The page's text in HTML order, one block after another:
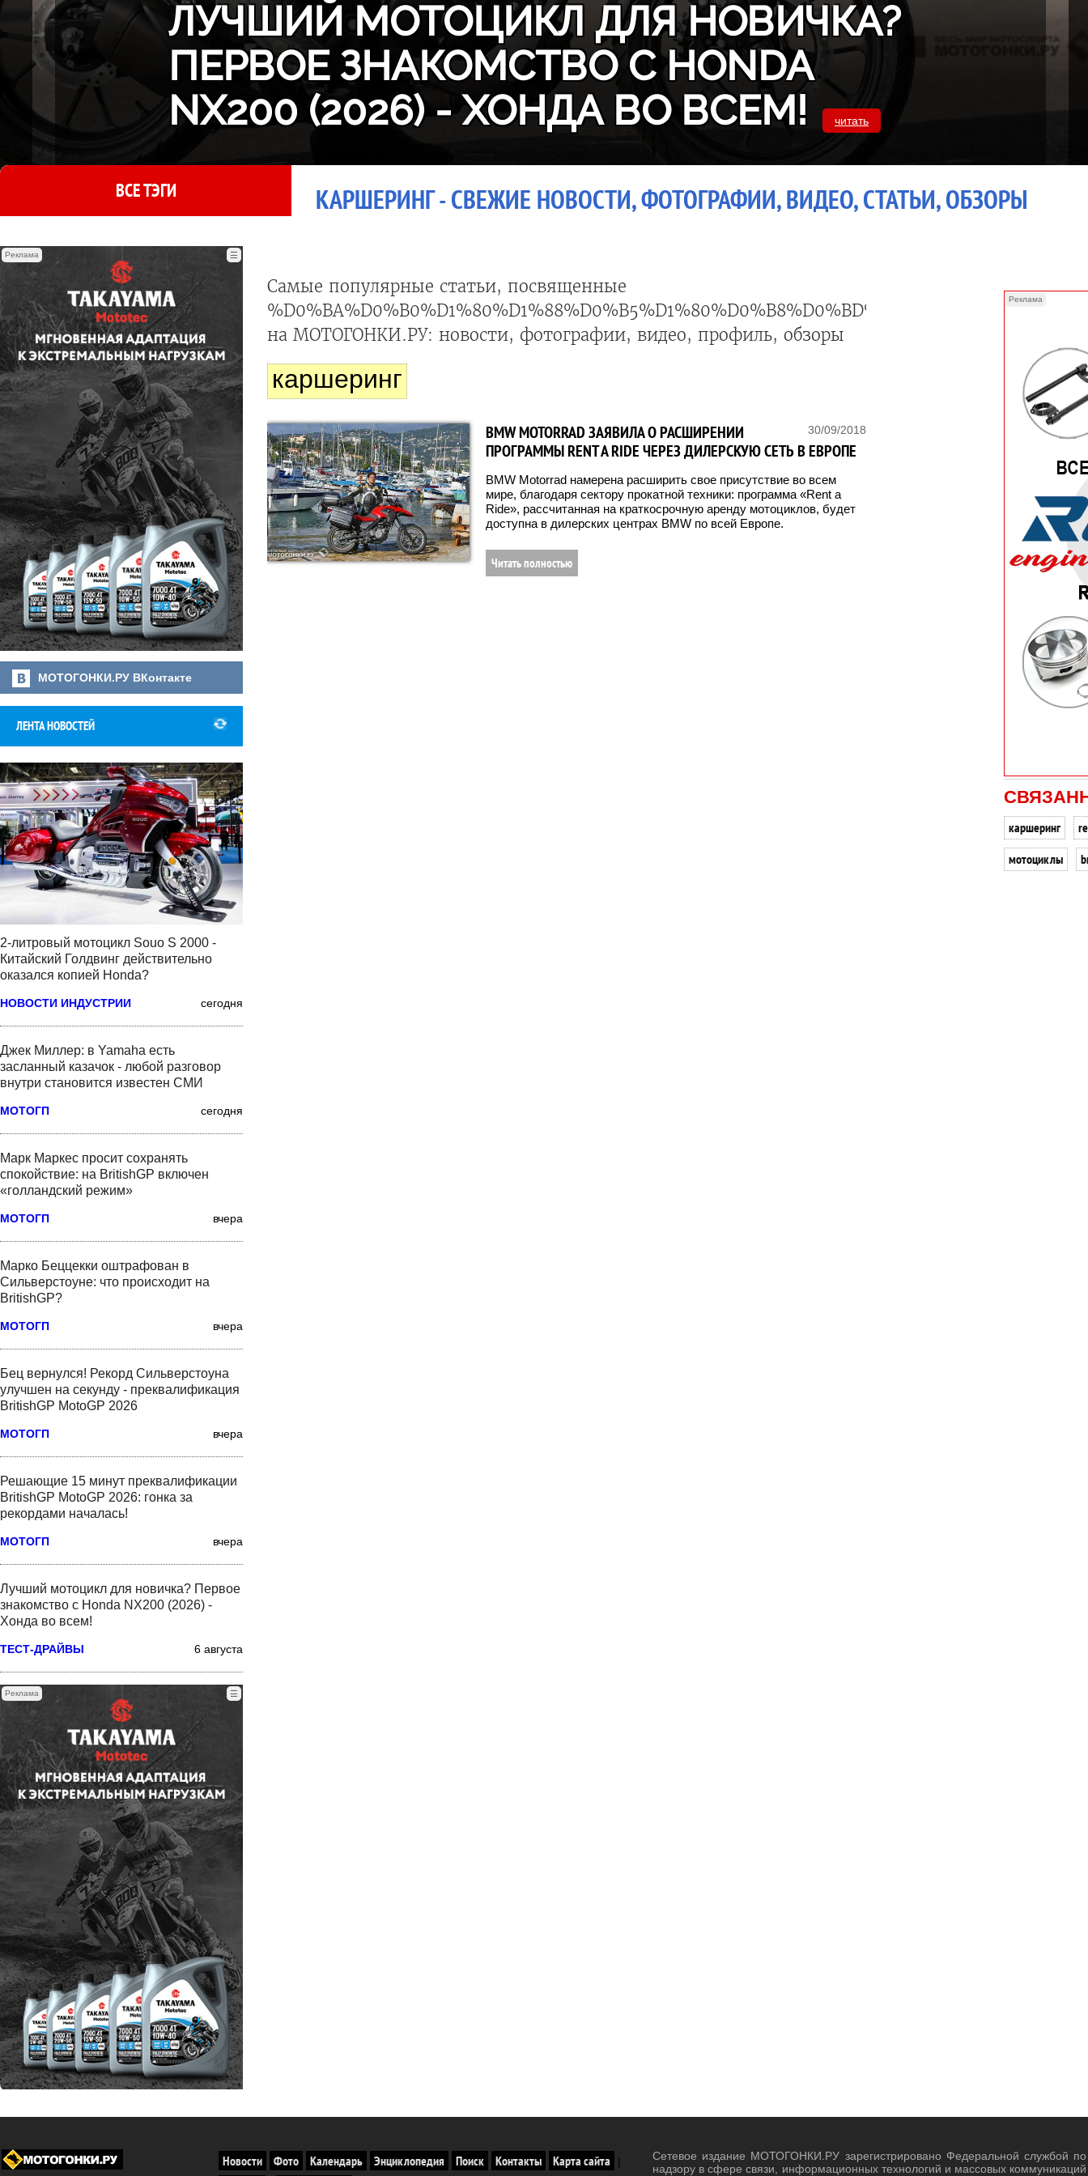
ЛУЧШИЙ МОТОЦИКЛ ДЛЯ НОВИЧКА?
ПЕРВОЕ ЗНАКОМСТВО С HONDA
NX200 (2026) - ХОНДА ВО ВСЕМ!
читать
ВСЕ ТЭГИ КАРШЕРИНГ - СВЕЖИЕ НОВОСТИ, ФОТОГРАФИИ, ВИДЕО, СТАТЬИ, ОБЗОРЫ
Реклама ☰
МОТОГОНКИ.РУ ВКонтакте
ЛЕНТА НОВОСТЕЙ
2-литровый мотоцикл Souo S 2000 -
Китайский Голдвинг действительно
оказался копией Honda?
НОВОСТИ ИНДУСТРИИ сегодня
Джек Миллер: в Yamaha есть
засланный казачок - любой разговор
внутри становится известен СМИ
МОТОГП сегодня
Марк Маркес просит сохранять
спокойствие: на BritishGP включен
«голландский режим»
МОТОГП вчера
Марко Беццекки оштрафован в
Сильверстоуне: что происходит на
BritishGP?
МОТОГП вчера
Бец вернулся! Рекорд Сильверстоуна
улучшен на секунду - преквалификация
BritishGP MotoGP 2026
МОТОГП вчера
Решающие 15 минут преквалификации
BritishGP MotoGP 2026: гонка за
рекордами началась!
МОТОГП вчера
Лучший мотоцикл для новичка? Первое
знакомство с Honda NX200 (2026) -
Хонда во всем!
ТЕСТ-ДРАЙВЫ 6 августа
Реклама ☰
Самые популярные статьи, посвященные
%D0%BA%D0%B0%D1%80%D1%88%D0%B5%D1%80%D0%B8%D0%BD%D0%B3
на МОТОГОНКИ.РУ: новости, фотографии, видео, профиль, обзоры
каршеринг
30/09/2018
BMW MOTORRAD ЗАЯВИЛА О РАСШИРЕНИИ
ПРОГРАММЫ RENT A RIDE ЧЕРЕЗ ДИЛЕРСКУЮ СЕТЬ В ЕВРОПЕ
BMW Motorrad намерена расширить свое присутствие во всем
мире, благодаря сектору прокатной техники: программа «Rent a
Ride», рассчитанная на краткосрочную аренду мотоциклов, будет
доступна в дилерских центрах BMW по всей Европе.
Читать полностью
Реклама
каршеринг
мотоциклы
Новости Фото Календарь Энциклопедия Поиск Контакты Карта сайта |
Сетевое издание МОТОГОНКИ.РУ зарегистрировано Федеральной службой по
надзору в сфере связи, информационных технологий и массовых коммуникаций